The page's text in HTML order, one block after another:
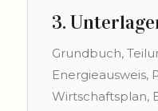
3.
Grundbuch,
Energieausweis,
Wirtschaftsplan,